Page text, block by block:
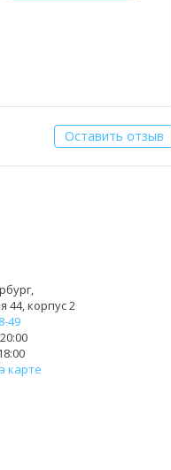
Оставить отзыв
44, корпус 2
49
карте